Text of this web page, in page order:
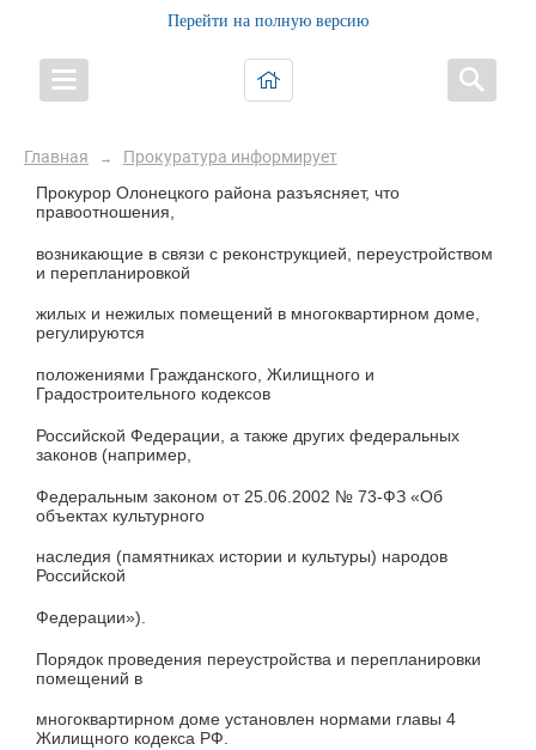
Перейти на полную версию
Главная → Прокуратура информирует
Прокурор Олонецкого района разъясняет, что
правоотношения,
возникающие в связи с реконструкцией, переустройством
и перепланировкой
жилых и нежилых помещений в многоквартирном доме,
регулируются
положениями Гражданского, Жилищного и
Градостроительного кодексов
Российской Федерации, а также других федеральных
законов (например,
Федеральным законом от 25.06.2002 № 73-ФЗ «Об
объектах культурного
наследия (памятниках истории и культуры) народов
Российской
Федерации»).
Порядок проведения переустройства и перепланировки
помещений в
многоквартирном доме установлен нормами главы 4
Жилищного кодекса РФ.